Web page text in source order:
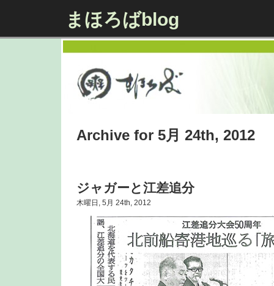
まほろばblog
Archive for 5月 24th, 2012
ジャガーと江差追分
木曜日, 5月 24th, 2012